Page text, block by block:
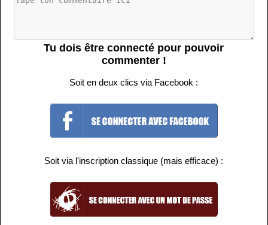
Tu dois être connecté pour pouvoir
commenter !
Soit en deux clics via Facebook :
Soit via l'inscription classique (mais efficace) :